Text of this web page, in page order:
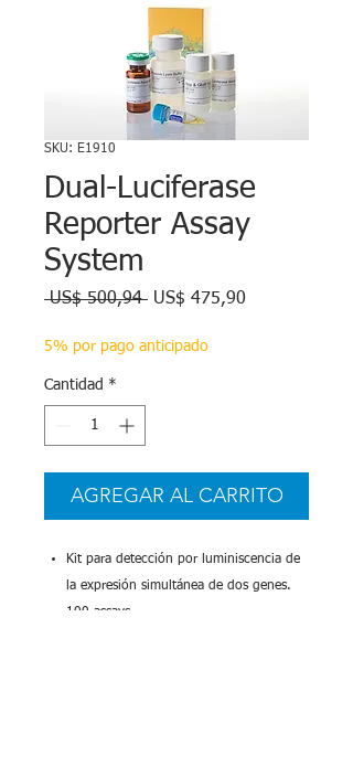
SKU: E1910
Dual-Luciferase
Reporter Assay
System
US$ 500,94 Precio
US$ 475,90
5% por pago anticipado
Cantidad *
AGREGAR AL CARRITO
Kit para detección por luminiscencia de
la expresión simultánea de dos genes.
100 assays